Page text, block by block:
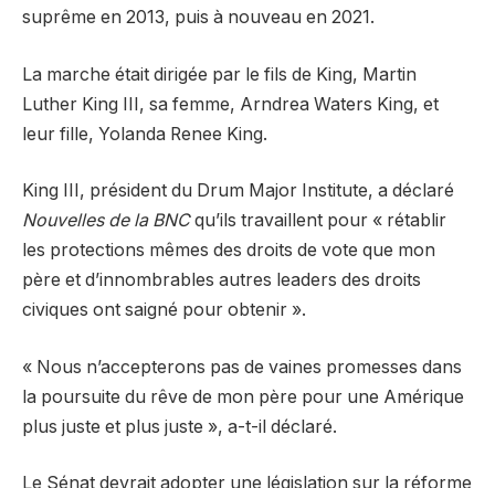
suprême en 2013, puis à nouveau en 2021.
La marche était dirigée par le fils de King, Martin
Luther King III, sa femme, Arndrea Waters King, et
leur fille, Yolanda Renee King.
King III, président du Drum Major Institute, a déclaré
Nouvelles de la BNCqu’ils travaillent pour « rétablir
les protections mêmes des droits de vote que mon
père et d’innombrables autres leaders des droits
civiques ont saigné pour obtenir ».
« Nous n’accepterons pas de vaines promesses dans
la poursuite du rêve de mon père pour une Amérique
plus juste et plus juste », a-t-il déclaré.
Le Sénat devrait adopter une législation sur la réforme